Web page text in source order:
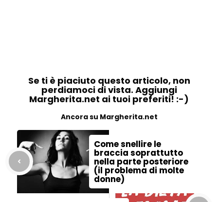
Se ti è piaciuto questo articolo, non
perdiamoci di vista. Aggiungi
Margherita.net ai tuoi preferiti! :-)
Ancora su Margherita.net
Come snellire le
braccia soprattutto
nella parte posteriore
(il problema di molte
donne)